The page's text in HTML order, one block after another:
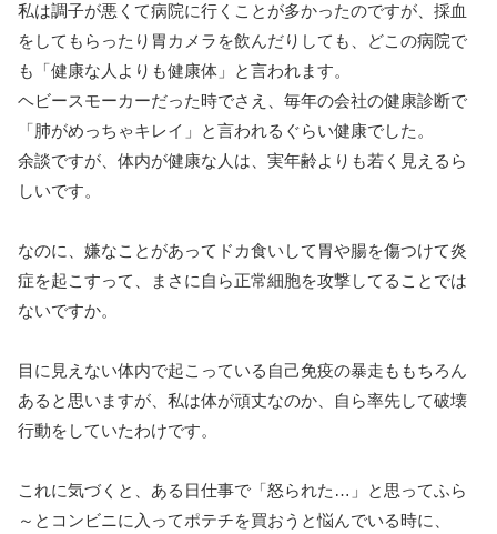
私は調子が悪くて病院に行くことが多かったのですが、採血
をしてもらったり胃カメラを飲んだりしても、どこの病院で
も「健康な人よりも健康体」と言われます。
ヘビースモーカーだった時でさえ、毎年の会社の健康診断で
「肺がめっちゃキレイ」と言われるぐらい健康でした。
余談ですが、体内が健康な人は、実年齢よりも若く見えるら
しいです。
なのに、嫌なことがあってドカ食いして胃や腸を傷つけて炎
症を起こすって、まさに自ら正常細胞を攻撃してることでは
ないですか。
目に見えない体内で起こっている自己免疫の暴走ももちろん
あると思いますが、私は体が頑丈なのか、自ら率先して破壊
行動をしていたわけです。
これに気づくと、ある日仕事で「怒られた…」と思ってふら
～とコンビニに入ってポテチを買おうと悩んでいる時に、